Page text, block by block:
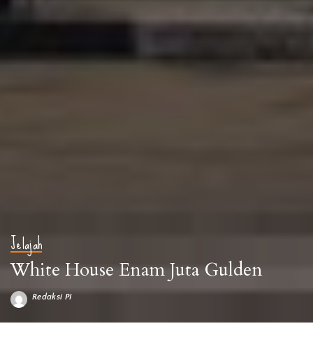
Jelajah
White House Enam Juta Gulden
Posted
Redaksi PI